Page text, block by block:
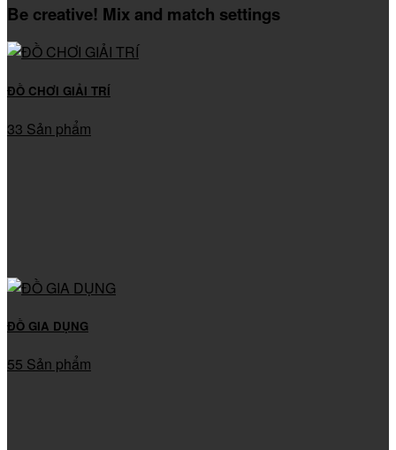
Be creative! Mix and match settings
ĐỒ CHƠI GIẢI TRÍ
33 Sản phẩm
ĐỒ GIA DỤNG
55 Sản phẩm